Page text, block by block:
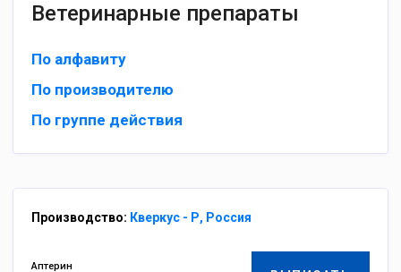
Ветеринарные препараты
По алфавиту
По производителю
По группе действия
Производство: Кверкус - Р, Россия
Аптерин